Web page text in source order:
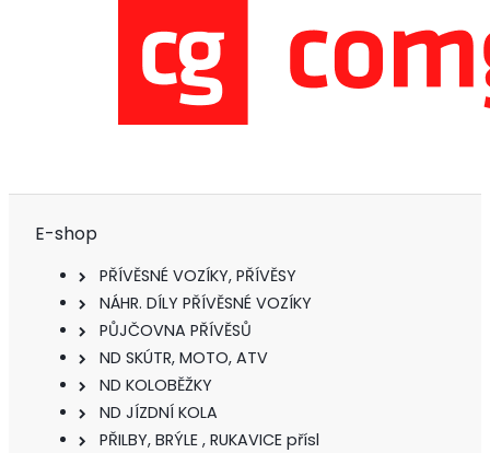
E-shop
PŘÍVĚSNÉ VOZÍKY, PŘÍVĚSY
NÁHR. DÍLY PŘÍVĚSNÉ VOZÍKY
PŮJČOVNA PŘÍVĚSŮ
ND SKÚTR, MOTO, ATV
ND KOLOBĚŽKY
ND JÍZDNÍ KOLA
PŘILBY, BRÝLE , RUKAVICE přísl